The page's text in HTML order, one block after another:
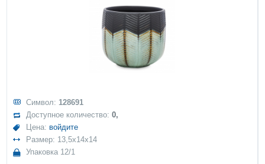
Символ: 128691
Доступное количество:0,
Цена: войдите
Размер: 13,5x14x14
Упаковка 12/1